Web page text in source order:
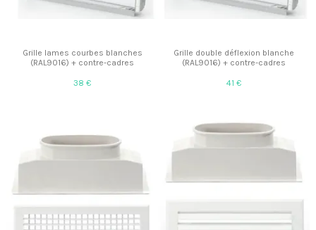
Grille lames courbes blanches
(RAL9016) + contre-cadres
38 €
Grille double déflexion blanche
(RAL9016) + contre-cadres
41 €